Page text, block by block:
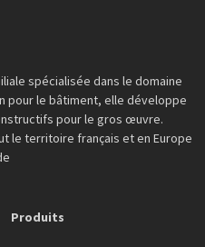
spécialisée dans le domaine
pour le bâtiment, elle développe
pour le gros œuvre.
le territoire français et en Europe
Produits